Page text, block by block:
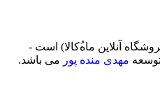
آنلاین ماه‌‌‌‌‌‌ُکالا) است -
مهدی منده پور می باشد.